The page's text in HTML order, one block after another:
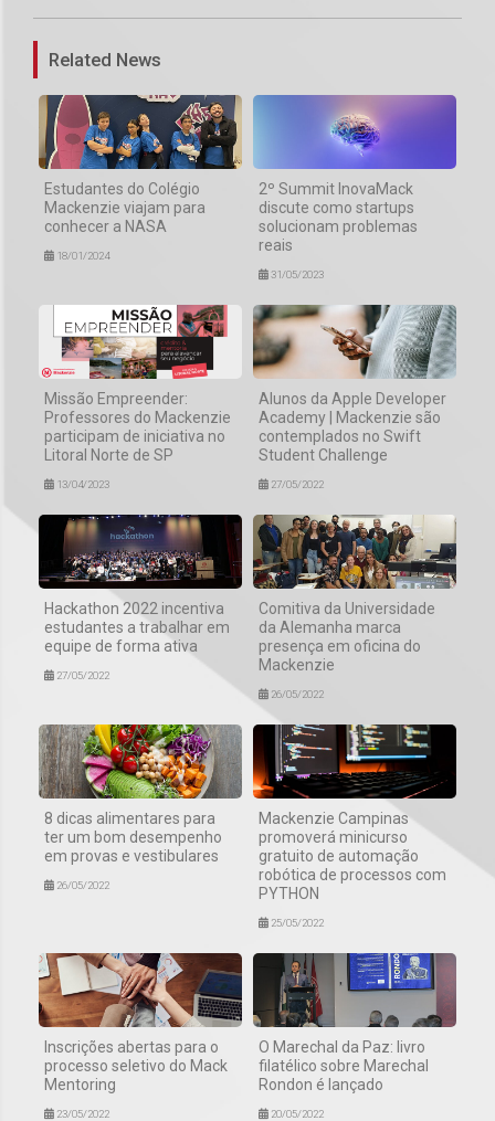
Related News
Estudantes do Colégio
Mackenzie viajam para
conhecer a NASA
18/01/2024
2º Summit InovaMack
discute como startups
solucionam problemas
reais
31/05/2023
Missão Empreender:
Professores do Mackenzie
participam de iniciativa no
Litoral Norte de SP
13/04/2023
Alunos da Apple Developer
Academy | Mackenzie são
contemplados no Swift
Student Challenge
27/05/2022
Hackathon 2022 incentiva
estudantes a trabalhar em
equipe de forma ativa
27/05/2022
Comitiva da Universidade
da Alemanha marca
presença em oficina do
Mackenzie
26/05/2022
8 dicas alimentares para
ter um bom desempenho
em provas e vestibulares
26/05/2022
Mackenzie Campinas
promoverá minicurso
gratuito de automação
robótica de processos com
PYTHON
25/05/2022
Inscrições abertas para o
processo seletivo do Mack
Mentoring
23/05/2022
O Marechal da Paz: livro
filatélico sobre Marechal
Rondon é lançado
20/05/2022